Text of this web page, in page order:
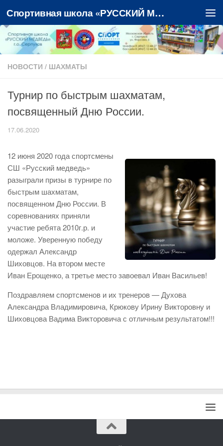
Перейти к содержимому Спортивная школа «РУССКИЙ МЕДВЕДЬ»
НОВОСТИ / ШАХМАТЫ
Турнир по быстрым шахматам,
посвященный Дню России.
17.06.2020
12 июня 2020 года спортсмены
СШ «Русский медведь»
разыграли призы в турнире по
быстрым шахматам,
посвященном Дню России. В
соревнованиях приняли
участие ребята 2010г.р. и
моложе. Уверенную победу
одержал Александр
Шиховцов. На втором месте
Иван Ерощенко, а третье место завоевал Иван Васильев!
Поздравляем спортсменов и их тренеров — Духова
Александра Владимировича, Крюкову Ирину Викторовну и
Шиховцова Вадима Викторовича с отличным результатом!!!